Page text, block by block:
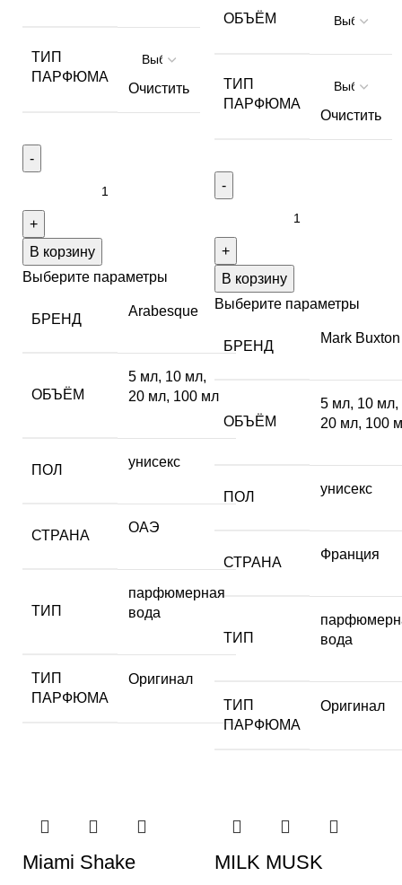
ТИП
ПАРФЮМА
Очистить
В корзину
Выберите параметры
БРЕНД
Arabesque
ОБЪЁМ
5 мл, 10 мл,
20 мл, 100 мл
ПОЛ
унисекс
СТРАНА
ОАЭ
ТИП
парфюмерная
вода
ТИП
ПАРФЮМА
Оригинал
ОБЪЁМ
ТИП
ПАРФЮМА
Очистить
В корзину
Выберите параметры
БРЕНД
Mark Buxton
ОБЪЁМ
5 мл, 10 мл,
20 мл, 100
ПОЛ
унисекс
СТРАНА
Франция
ТИП
вода
ТИП
ПАРФЮМА
Оригинал
Miami Shake MILK MUSK